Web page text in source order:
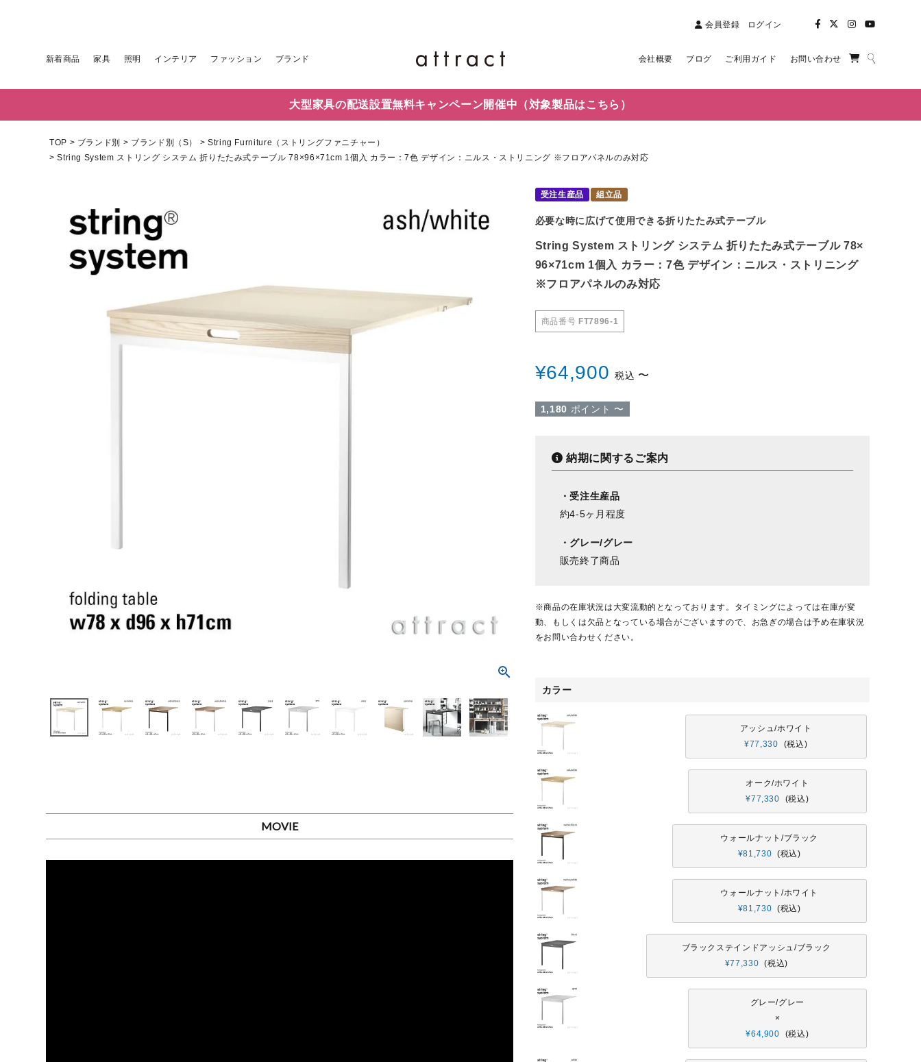
会員登録 ログイン
新着商品 家具 照明 インテリア ファッション ブランド 会社概要 ブログ ご利用ガイド お問い合わせ
大型家具の配送設置無料キャンペーン開催中 （対象製品はこちら）
TOP ブランド別 ブランド別（S）
String Furniture（ストリングファニチャー）
String System ストリング システム 折りたたみ式テーブル 78×96×71cm 1個入 カラー：7色 デザイン：ニルス・ストリニング ※フロアパネルのみ対応
MOVIE
受注生産品 組立品
必要な時に広げて使用できる折りたたみ式テーブル
String System ストリング システム 折りたたみ式テーブル 78×
96×71cm 1個入 カラー：7色 デザイン：ニルス・ストリニング
※フロアパネルのみ対応
商品番号 FT7896-1
¥64,900 税込 〜
1,180 ポイント 〜
納期に関するご案内
・受注生産品
約4-5ヶ月程度
・グレー/グレー
販売終了商品
※商品の在庫状況は大変流動的となっております。タイミングによっては在庫が変
動、もしくは欠品となっている場合がございますので、お急ぎの場合は予め在庫状況
をお問い合わせください。
カラー
アッシュ/ホワイト
¥77,330 税込
オーク/ホワイト
¥77,330 税込
ウォールナット/ブラック
¥81,730 税込
ウォールナット/ホワイト
¥81,730 税込
ブラックステインドアッシュ/ブラック
¥77,330 税込
グレー/グレー
×
¥64,900 税込